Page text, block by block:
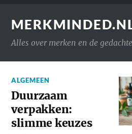
Alles over merken en de
ALGEMEEN
Duurzaam
verpakken:
slimme keuzes